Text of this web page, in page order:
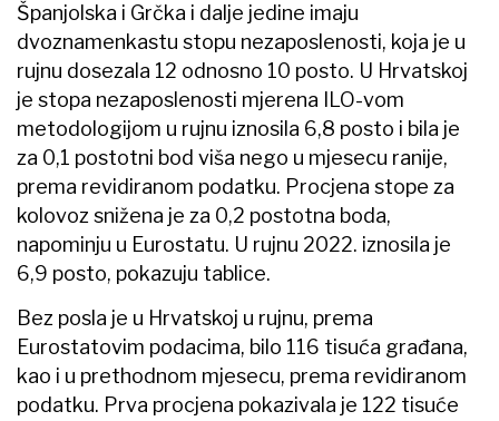
Španjolska i Grčka i dalje jedine imaju
dvoznamenkastu stopu nezaposlenosti, koja je u
rujnu dosezala 12 odnosno 10 posto. U Hrvatskoj
je stopa nezaposlenosti mjerena ILO-vom
metodologijom u rujnu iznosila 6,8 posto i bila je
za 0,1 postotni bod viša nego u mjesecu ranije,
prema revidiranom podatku. Procjena stope za
kolovoz snižena je za 0,2 postotna boda,
napominju u Eurostatu. U rujnu 2022. iznosila je
6,9 posto, pokazuju tablice.
Bez posla je u Hrvatskoj u rujnu, prema
Eurostatovim podacima, bilo 116 tisuća građana,
kao i u prethodnom mjesecu, prema revidiranom
podatku. Prva procjena pokazivala je 122 tisuće